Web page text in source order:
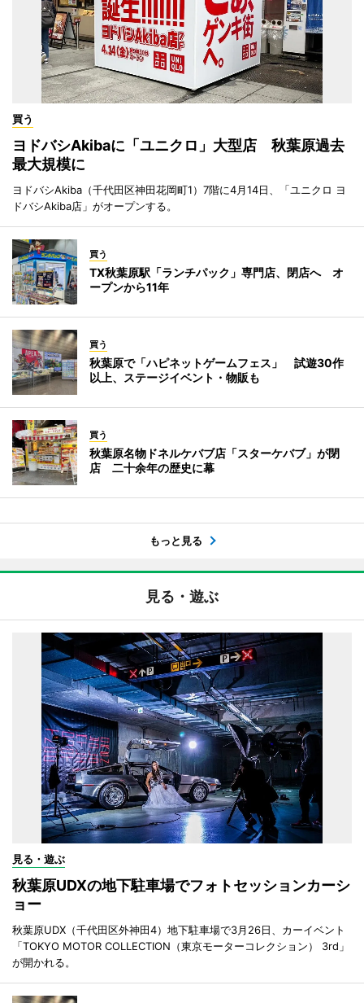
買う
ヨドバシAkibaに「ユニクロ」大型店 秋葉原過去
最大規模に
ヨドバシAkiba（千代田区神田花岡町1）7階に4月14日、「ユニクロ ヨ
ドバシAkiba店」がオープンする。
買う
TX秋葉原駅「ランチパック」専門店、閉店へ オ
ープンから11年
買う
秋葉原で「ハピネットゲームフェス」 試遊30作
以上、ステージイベント・物販も
買う
秋葉原名物ドネルケバブ店「スターケバブ」が閉
店 二十余年の歴史に幕
もっと見る
見る・遊ぶ
見る・遊ぶ
秋葉原UDXの地下駐車場でフォトセッションカーシ
ョー
秋葉原UDX（千代田区外神田4）地下駐車場で3月26日、カーイベント
「TOKYO MOTOR COLLECTION（東京モーターコレクション） 3rd」
が開かれる。